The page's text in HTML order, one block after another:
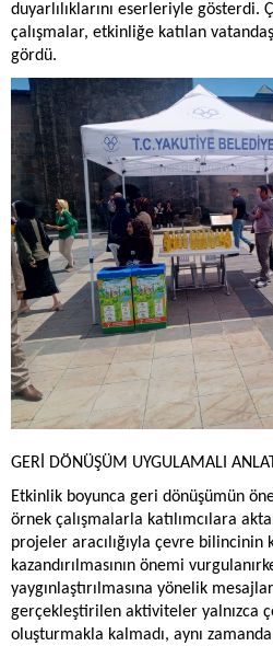
duyarlılıklarını eserleriyle gösterdi.
çalışmalar, etkinliğe katılan
gördü.
GERİ DÖNÜŞÜM UYGULAMALI
Etkinlik boyunca geri dönüşümün
örnek çalışmalarla katılımcılara
projeler aracılığıyla çevre bilincinin
kazandırılmasının önemi
yaygınlaştırılmasına yönelik
gerçekleştirilen aktiviteler yalnızca
oluşturmakla kalmadı, aynı